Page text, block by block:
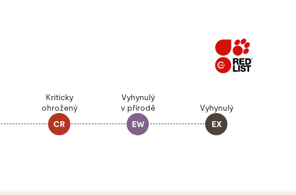
Kriticky
ohrožený
CR
Vyhynulý
v přírodě
EW
Vyhynulý
EX